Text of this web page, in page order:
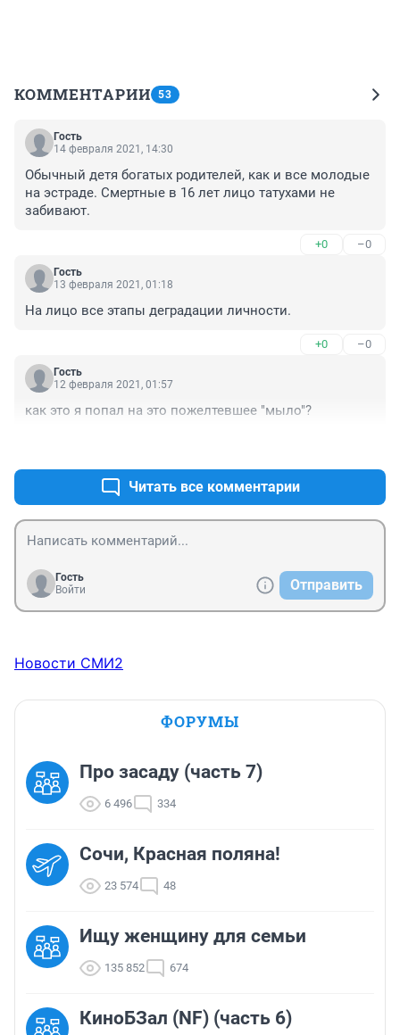
КОММЕНТАРИИ 53
Гость
14 февраля 2021, 14:30
Обычный детя богатых родителей, как и все молодые
на эстраде. Смертные в 16 лет лицо татухами не
забивают.
+0 –0
Гость
13 февраля 2021, 01:18
На лицо все этапы деградации личности.
+0 –0
Гость
12 февраля 2021, 01:57
как это я попал на это пожелтевшее "мыло"?
Читать все комментарии
Гость
Войти
Отправить
Новости СМИ2
ФОРУМЫ
Про засаду (часть 7)
6 496 334
Сочи, Красная поляна!
23 574 48
Ищу женщину для семьи
135 852 674
КиноБЗал (NF) (часть 6)